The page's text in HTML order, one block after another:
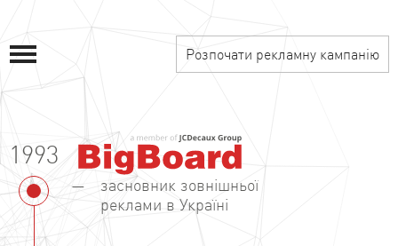
засновник зовнішньої
реклами в Україні
1993
Розпочати рекламну кампанію